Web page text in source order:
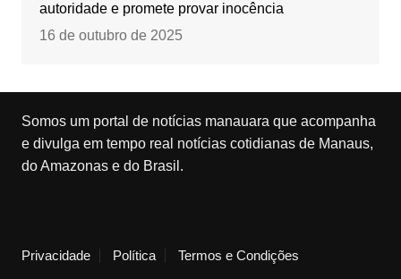
autoridade e promete provar inocência
16 de outubro de 2025
Somos um portal de notícias manauara que acompanha
e divulga em tempo real notícias cotidianas de Manaus,
do Amazonas e do Brasil.
Privacidade Política Termos e Condições